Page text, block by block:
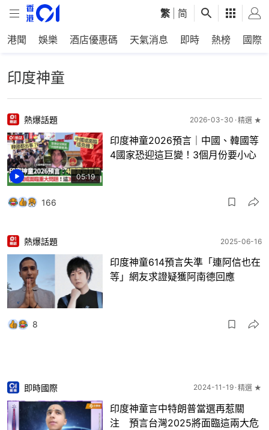
繁 简
港聞 娛樂 酒店優惠碼 天氣消息 即時 熱榜 國際
印度神童
05:19
熱爆話題 2026-03-30 精選 ★
印度神童2026預言｜中國、韓國等
4國家恐迎這巨變！3個月份要小心
166
熱爆話題 2025-06-16
印度神童614預言失準「連阿信也在
等」網友求證疑獲阿南德回應
8
即時國際 2024-11-19 精選 ★
印度神童言中特朗普當選再惹關
注 預言台灣2025將面臨這兩大危